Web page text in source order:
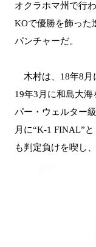
オクラホマ州で行
KOで優勝を飾った
パンチャーだ。
木村は、18年8月
19年3月に和島大
パー・ウェルター
月に“K-1 FINAL”
も判定負けを喫し